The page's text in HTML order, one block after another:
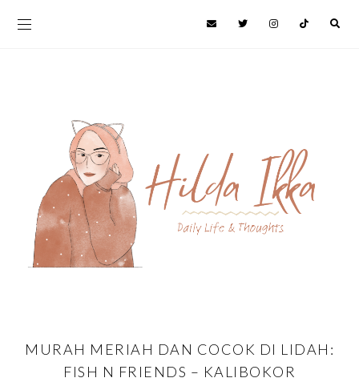
MURAH MERIAH DAN COCOK DI LIDAH:
FISH N FRIENDS – KALIBOKOR